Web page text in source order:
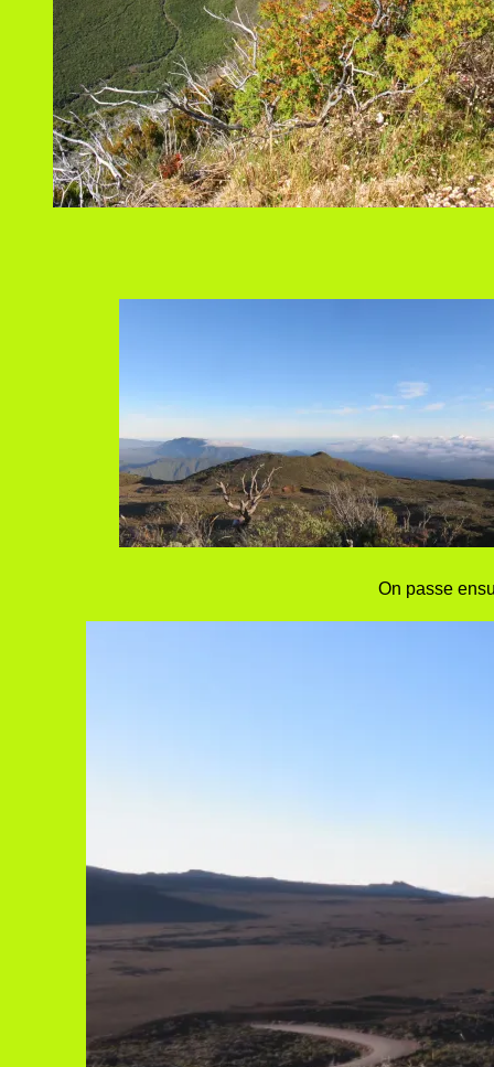
On passe